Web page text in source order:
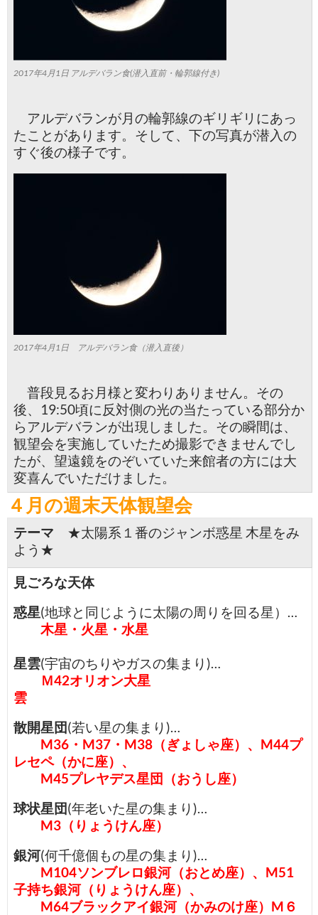
2017年4月1日 アルデバラン食(潜入直前・輪郭線付き)
アルデバランが月の輪郭線のギリギリにあっ
たことがあります。そして、下の写真が潜入の
すぐ後の様子です。
2017年4月1日 アルデバラン食（潜入直後）
普段見るお月様と変わりありません。その
後、19:50頃に反対側の光の当たっている部分か
らアルデバランが出現しました。その瞬間は、
観望会を実施していたため撮影できませんでし
たが、望遠鏡をのぞいていた来館者の方には大
変喜んでいただけました。
４月の週末天体観望会
テーマ ★太陽系１番のジャンボ惑星 木星をみ
よう★
見ごろな天体
惑星(地球と同じように太陽の周りを回る星）…
木星・火星・水星
星雲(宇宙のちりやガスの集まり)…
Ｍ42オリオン大星
雲
散開星団(若い星の集まり)…
M36・M37・M38（ぎょしゃ座）、M44プ
レセペ（かに座）、
M45プレヤデス星団（おうし座）
球状星団(年老いた星の集まり)…
M3（りょうけん座）
銀河(何千億個もの星の集まり)…
M104ソンブレロ銀河（おとめ座）、M51
子持ち銀河（りょうけん座）、
M64ブラックアイ銀河（かみのけ座）M６